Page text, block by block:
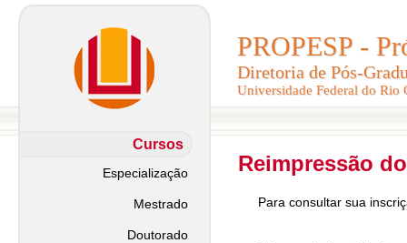
PROPESP -
Diretoria de Pós-
Universidade Federal do Rio
PROPESP -
Diretoria de Pós-
Universidade Federal do Rio
Cursos
Especialização
Mestrado
Doutorado
Reimpressão
Para consultar sua